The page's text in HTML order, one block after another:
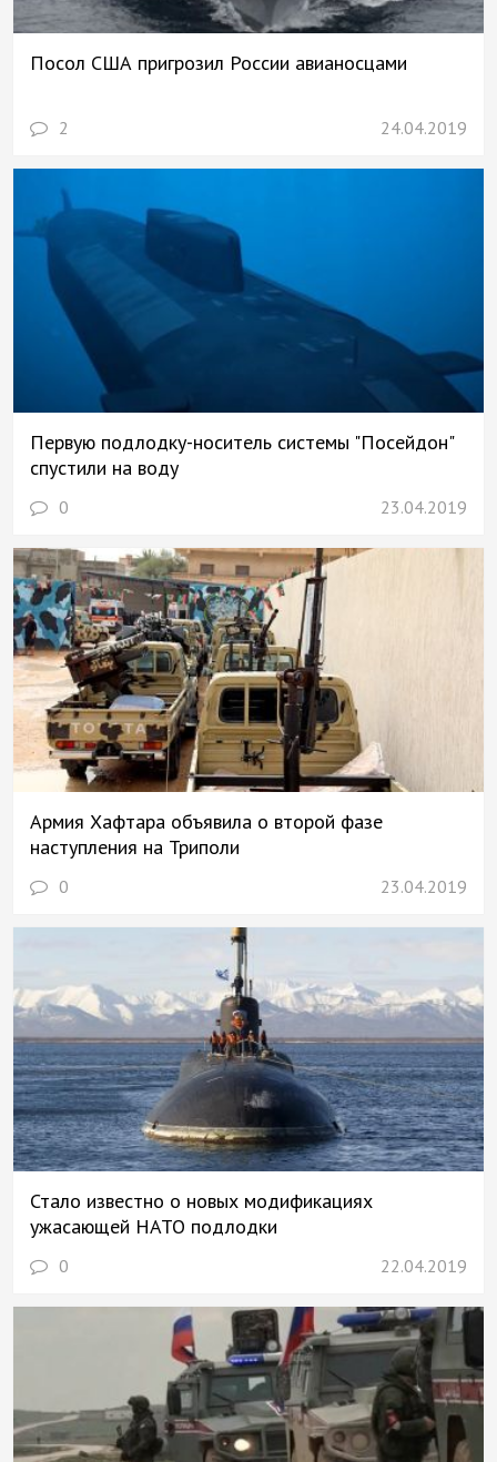
Посол США пригрозил России авианосцами
2 24.04.2019
Первую подлодку-носитель системы "Посейдон"
спустили на воду
0 23.04.2019
Армия Хафтара объявила о второй фазе
наступления на Триполи
0 23.04.2019
Стало известно о новых модификациях
ужасающей НАТО подлодки
0 22.04.2019